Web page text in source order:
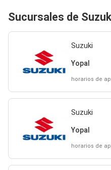
Sucursales de
Suzuki
Yopal
horarios de
Suzuki
Yopal
horarios de